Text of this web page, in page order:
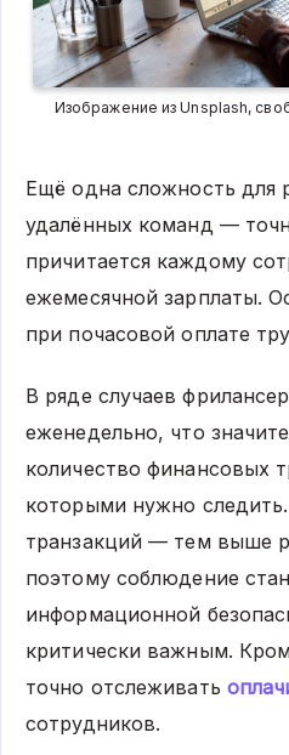
Изображение из Unsplash,
Ещё одна сложность для
удалённых команд —
причитается каждому
ежемесячной зарплаты.
при почасовой оплате
В ряде случаев
еженедельно, что
количество финансовых
которыми нужно
транзакций — тем выше
поэтому соблюдение
информационной
критически важным.
точно отслеживать
сотрудников.